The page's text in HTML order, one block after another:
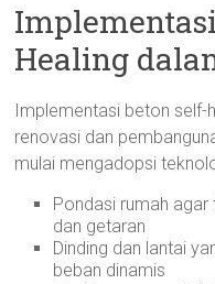
Healing
Implementasi beton self-
renovasi dan
mulai mengadopsi
Pondasi rumah
dan getaran
Dinding dan lantai
beban dinamis